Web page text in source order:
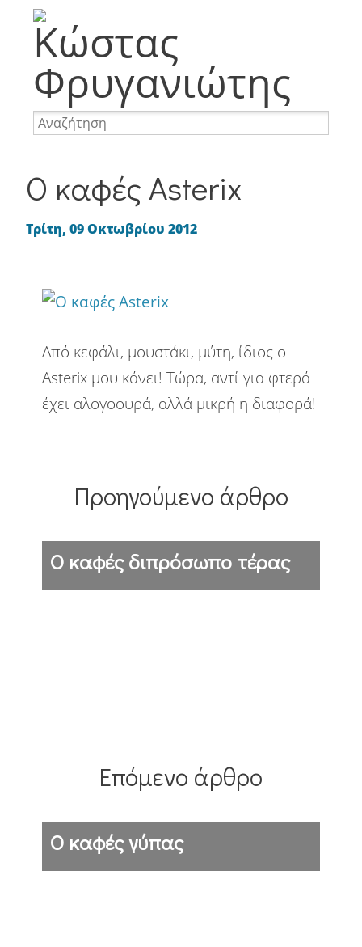
Memes Φωτογραφία
Προσωπικά Internet Nevma
Websites WordPress
Αναμνήσεις
Απορίες
Αστεία Διακοπές
Mobile Καφές Κοινωνία
Περιβάλλον Πινακίδες
Πολιτική Προτάσεις Σκέψεις
Τεχνολογία
Υπολογιστές Φανάρια Φύση
Ο καφές Asterix
Τρίτη, 09 Οκτωβρίου 2012
Από κεφάλι, μουστάκι, μύτη, ίδιος ο
Asterix μου κάνει! Τώρα, αντί για φτερά
έχει αλογοουρά, αλλά μικρή η διαφορά!
Προηγούμενο άρθρο
Ο καφές διπρόσωπο τέρας
Επόμενο άρθρο
Ο καφές γύπας